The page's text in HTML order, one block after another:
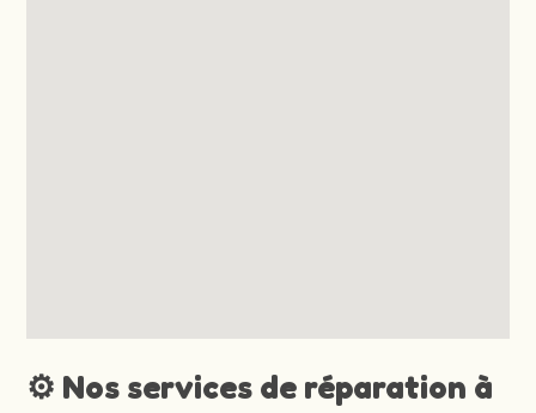
⚙️ Nos services de réparation à